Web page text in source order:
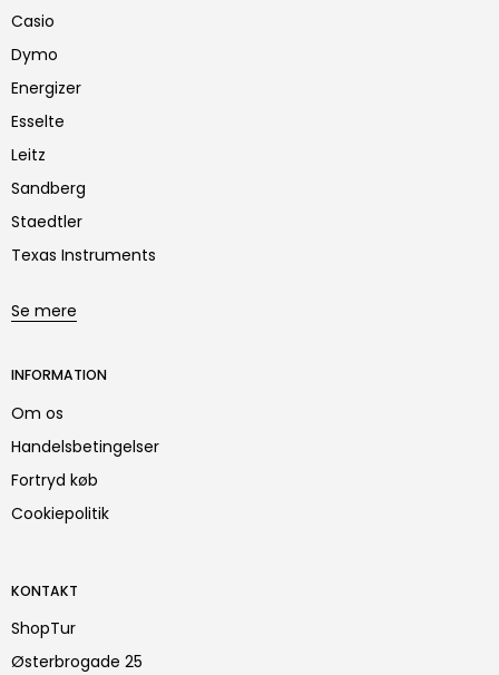
Casio
Dymo
Energizer
Esselte
Leitz
Sandberg
Staedtler
Texas Instruments
Se mere
INFORMATION
Om os
Handelsbetingelser
Fortryd køb
Cookiepolitik
KONTAKT
ShopTur
Østerbrogade 25